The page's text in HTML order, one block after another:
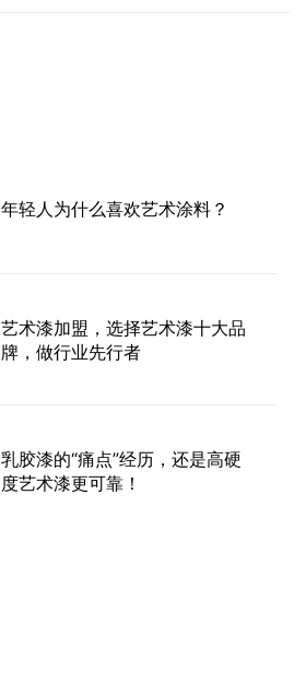
年轻人为什么喜欢艺术涂料？
艺术漆加盟，选择艺术漆十大品
牌，做行业先行者
乳胶漆的“痛点”经历，还是高硬
度艺术漆更可靠！